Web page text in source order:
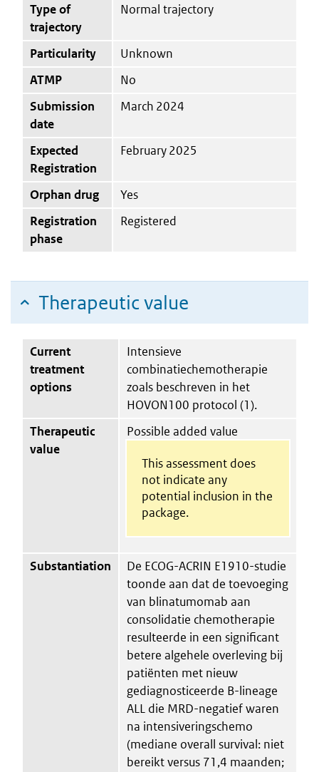
Type of
trajectory
Normal trajectory
Particularity
Unknown
ATMP
No
Submission
date
March 2024
Expected
Registration
February 2025
Orphan drug
Yes
Registration
phase
Registered
Therapeutic value
Current
treatment
options
Intensieve
combinatiechemotherapie
zoals beschreven in het
HOVON100 protocol (1).
Therapeutic
value
Possible added value
This assessment does
not indicate any
potential inclusion in the
package.
Substantiation
De ECOG-ACRIN E1910-studie
toonde aan dat de toevoeging
van blinatumomab aan
consolidatie chemotherapie
resulteerde in een significant
betere algehele overleving bij
patiënten met nieuw
gediagnosticeerde B-lineage
ALL die MRD-negatief waren
na intensiveringschemo
(mediane overall survival: niet
bereikt versus 71,4 maanden;